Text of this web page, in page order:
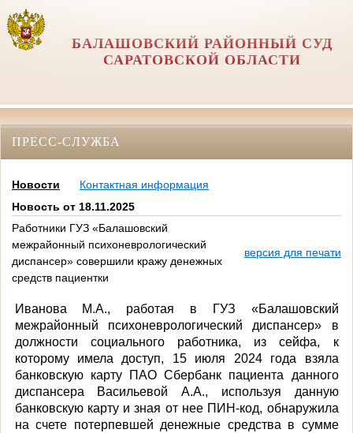
БАЛАШОВСКИЙ РАЙОННЫЙ СУД
САРАТОВСКОЙ ОБЛАСТИ
ПРЕСС-СЛУЖБА
Новости
Контактная информация
Новость от 18.11.2025
Работники ГУЗ «Балашовский
межрайонный психоневрологический
диспансер» совершили кражу денежных
средств пациентки
версия для печати
Иванова М.А., работая в ГУЗ «Балашовский
межрайонный психоневрологический диспансер» в
должности социального работника, из сейфа, к
которому имела доступ, 15 июля 2024 года взяла
банковскую карту ПАО Сбербанк пациента данного
диспансера Васильевой А.А., используя данную
банковскую карту и зная от нее ПИН-код, обнаружила
на счете потерпевшей денежные средства в сумме